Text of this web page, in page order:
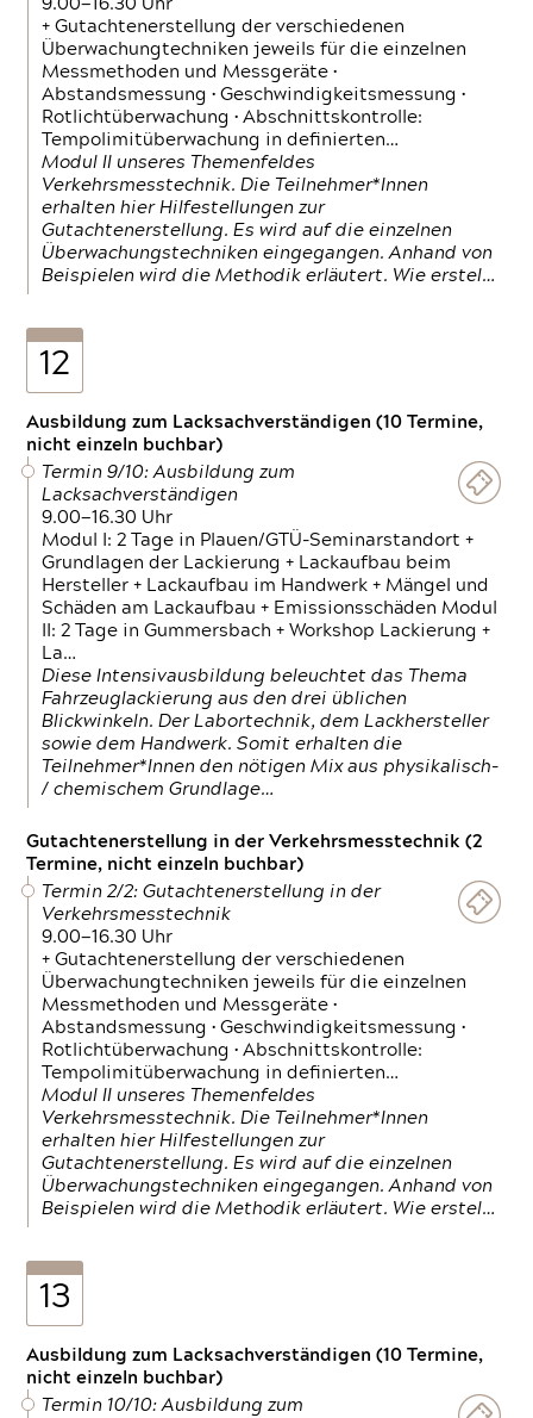
9.00—16.30 Uhr
+ Gutachtenerstellung der verschiedenen
Überwachungtechniken jeweils für die einzelnen
Messmethoden und Messgeräte •
Abstandsmessung • Geschwindigkeitsmessung •
Rotlichtüberwachung • Abschnittskontrolle:
Tempolimitüberwachung in definierten…
Modul II unseres Themenfeldes
Verkehrsmesstechnik. Die Teilnehmer*Innen
erhalten hier Hilfestellungen zur
Gutachtenerstellung. Es wird auf die einzelnen
Überwachungstechniken eingegangen. Anhand von
Beispielen wird die Methodik erläutert. Wie erstel…
12
Ausbildung zum Lacksachverständigen (10 Termine,
nicht einzeln buchbar)
Termin 9/10: Ausbildung zum
Lacksachverständigen
9.00—16.30 Uhr
Modul I: 2 Tage in Plauen/GTÜ-Seminarstandort +
Grundlagen der Lackierung + Lackaufbau beim
Hersteller + Lackaufbau im Handwerk + Mängel und
Schäden am Lackaufbau + Emissionsschäden Modul
II: 2 Tage in Gummersbach + Workshop Lackierung +
La…
Diese Intensivausbildung beleuchtet das Thema
Fahrzeuglackierung aus den drei üblichen
Blickwinkeln. Der Labortechnik, dem Lackhersteller
sowie dem Handwerk. Somit erhalten die
Teilnehmer*Innen den nötigen Mix aus physikalisch-
/ chemischem Grundlage…
Gutachtenerstellung in der Verkehrsmesstechnik (2
Termine, nicht einzeln buchbar)
Termin 2/2: Gutachtenerstellung in der
Verkehrsmesstechnik
9.00—16.30 Uhr
+ Gutachtenerstellung der verschiedenen
Überwachungtechniken jeweils für die einzelnen
Messmethoden und Messgeräte •
Abstandsmessung • Geschwindigkeitsmessung •
Rotlichtüberwachung • Abschnittskontrolle:
Tempolimitüberwachung in definierten…
Modul II unseres Themenfeldes
Verkehrsmesstechnik. Die Teilnehmer*Innen
erhalten hier Hilfestellungen zur
Gutachtenerstellung. Es wird auf die einzelnen
Überwachungstechniken eingegangen. Anhand von
Beispielen wird die Methodik erläutert. Wie erstel…
13
Ausbildung zum Lacksachverständigen (10 Termine,
nicht einzeln buchbar)
Termin 10/10: Ausbildung zum